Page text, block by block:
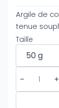
Argile de
tenue
Taille